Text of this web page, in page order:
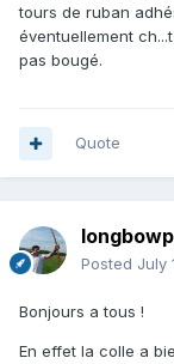
tours de ruban
éventuellement
pas bougé.
Quote
Posted July
Bonjours a tous !
En effet la colle a